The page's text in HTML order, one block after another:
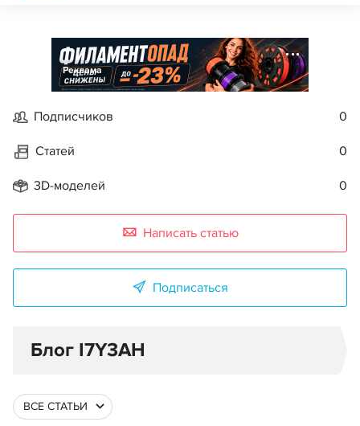
Реклама
Подписчиков 0
Статей 0
3D-моделей 0
Написать статью
Подписаться
Блог I7Y3AH
ВСЕ СТАТЬИ